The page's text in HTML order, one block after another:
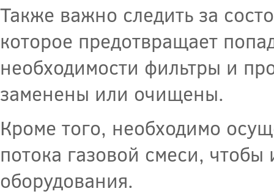
Также важно следить за
которое предотвращает
необходимости фильтры и
заменены или очищены.
Кроме того, необходимо
потока газовой смеси,
оборудования.